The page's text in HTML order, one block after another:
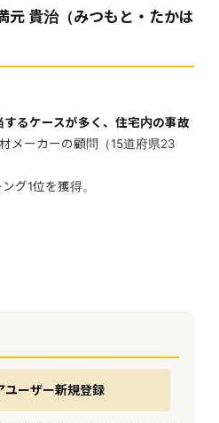
貴治（みつもと・たかは
るケースが多く、住宅内の事故
メーカーの顧問（15道府県23
グ1位を獲得。
ユーザー新規登録